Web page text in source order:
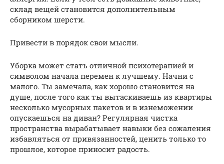
склад вещей становится дополнительным
сборником шерсти.
Привести в порядок свои мысли.
Уборка может стать отличной психотерапией и
символом начала перемен к лучшему. Начни с
малого. Ты замечала, как хорошо становится на
душе, после того как ты вытаскиваешь из квартиры
несколько мусорных пакетов и в изнеможении
опускаешься на диван? Регулярная чистка
пространства вырабатывает навыки без сожаления
избавляться от привязанностей, ценить только то
прошлое, которое приносит радость.